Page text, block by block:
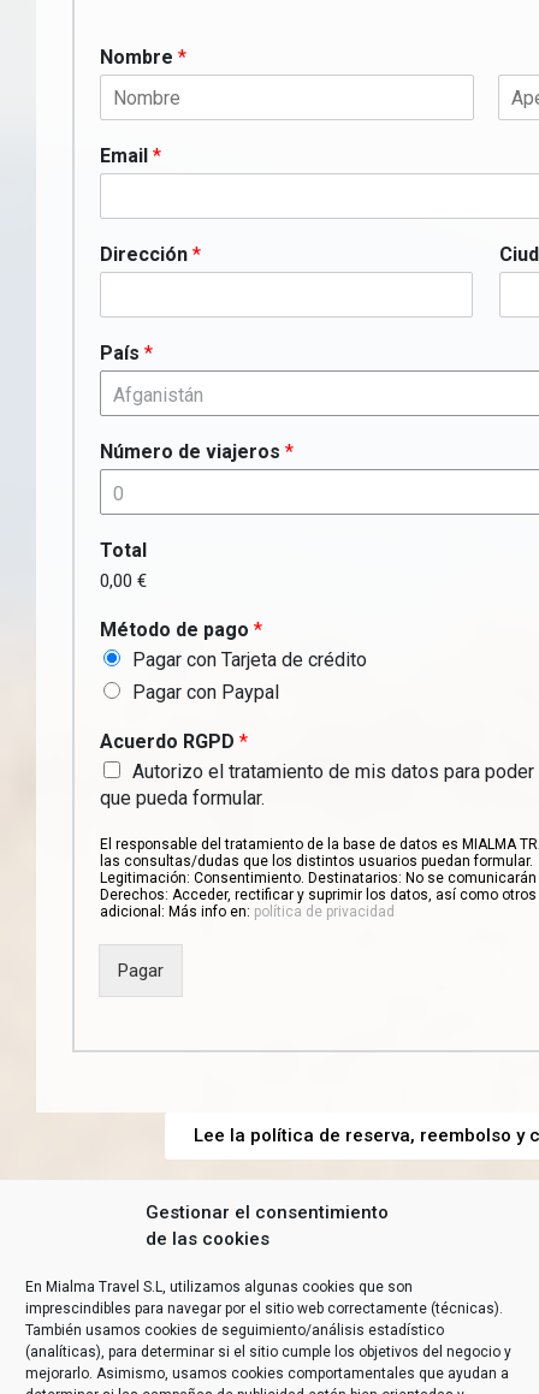
Gestionar el consentimiento
de las cookies
En Mialma Travel S.L, utilizamos algunas cookies que son
imprescindibles para navegar por el sitio web correctamente (técnicas).
También usamos cookies de seguimiento/análisis estadístico
(analíticas), para determinar si el sitio cumple los objetivos del negocio y
mejorarlo. Asimismo, usamos cookies comportamentales que ayudan a
Nombre *
Email *
Dirección *
País *
Afganistán
Número de viajeros *
0
Total
0,00 €
Método de pago *
Pagar con Tarjeta de crédito
Pagar con Paypal
Acuerdo RGPD *
Autorizo el tratamiento de mis datos para
que pueda formular.
El responsable del tratamiento de la base de datos es MIALMA
las consultas/dudas que los distintos usuarios puedan formular.
Legitimación: Consentimiento. Destinatarios: No se
Derechos: Acceder, rectificar y suprimir los datos, así como
adicional: Más info en: política de privacidad
Pagar
Lee la política de reserva, reembolso